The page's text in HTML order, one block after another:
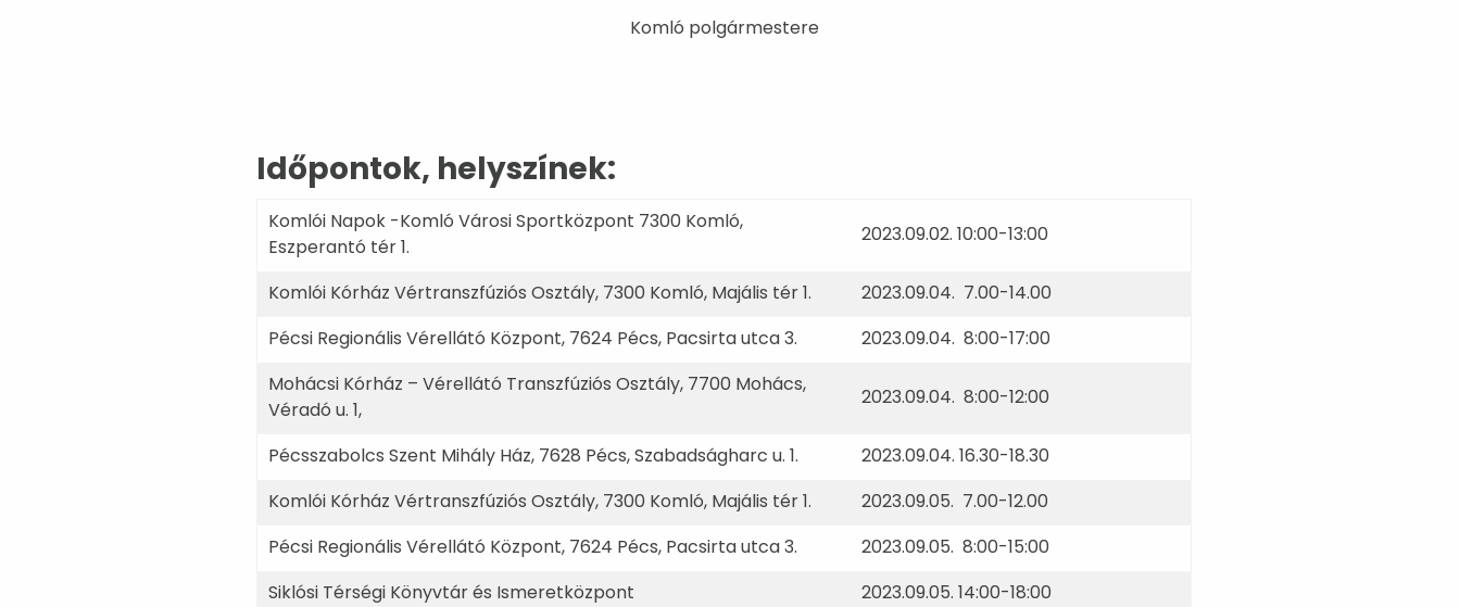
Komló polgármestere
Időpontok, helyszínek:
Komlói Napok -Komló Városi Sportközpont 7300 Komló,
Eszperantó tér 1.
2023.09.02. 10:00-13:00
Komlói Kórház Vértranszfúziós Osztály, 7300 Komló, Majális tér 1.
2023.09.04. 7.00-14.00
Pécsi Regionális Vérellátó Központ, 7624 Pécs, Pacsirta utca 3.
2023.09.04. 8:00-17:00
Mohácsi Kórház – Vérellátó Transzfúziós Osztály, 7700 Mohács,
Véradó u. 1,
2023.09.04. 8:00-12:00
Pécsszabolcs Szent Mihály Ház, 7628 Pécs, Szabadságharc u. 1.
2023.09.04. 16.30-18.30
Komlói Kórház Vértranszfúziós Osztály, 7300 Komló, Majális tér 1.
2023.09.05. 7.00-12.00
Pécsi Regionális Vérellátó Központ, 7624 Pécs, Pacsirta utca 3.
2023.09.05. 8:00-15:00
Siklósi Térségi Könyvtár és Ismeretközpont
2023.09.05. 14:00-18:00